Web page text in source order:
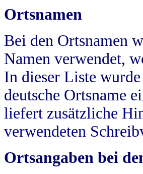
Ortsnamen
Bei den Ortsnamen
Namen verwendet,
In dieser Liste
deutsche Ortsname
liefert zusätzliche
verwendeten
Ortsangaben bei